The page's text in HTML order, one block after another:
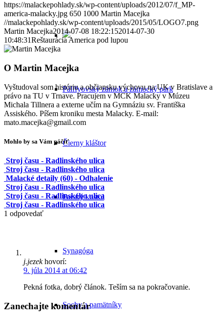
Pálffyovský zámok a zámocký park
Čierny kláštor
Farský kostol
Synagóga
Sochy a pamätníky
https://malackepohlady.sk/wp-content/uploads/2012/07/f_MP-
america-malacky.jpg 650 1000 Martin Macejka
//malackepohlady.sk/wp-content/uploads/2015/05/LOGO7.png
Martin Macejka2014-07-08 18:22:152014-07-30
10:48:31Reštaurácia America pod lupou
O Martin Macejka
Vyštudoval som históriu a občiansku výchovu na UK v Bratislave a
právo na TU v Trnave. Pracujem v MCK Malacky v Múzeu
Michala Tillnera a externe učím na Gymnáziu sv. Františka
Assiského. Píšem kroniku mesta Malacky. E-mail:
mato.macejka@gmail.com
Mohlo by sa Vám páčiť
Stroj času - Radlinského ulica
Stroj času - Radlinského ulica
Malacké detaily (60) - Odhalenie
Stroj času - Radlinského ulica
Stroj času - Radlinského ulica
Stroj času - Radlinského ulica
1 odpovedať
j.jezek hovorí:
9. júla 2014 at 06:42
Pekná fotka, dobrý článok. Teším sa na pokračovanie.
Zanechajte komentár